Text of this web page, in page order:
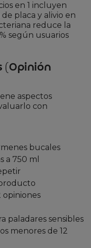
en 1 incluyen
placa y alivio en
reduce la
según usuarios
(Opinión
aspectos
con
bucales
a 750 ml
opiniones
paladares sensibles
menores de 12